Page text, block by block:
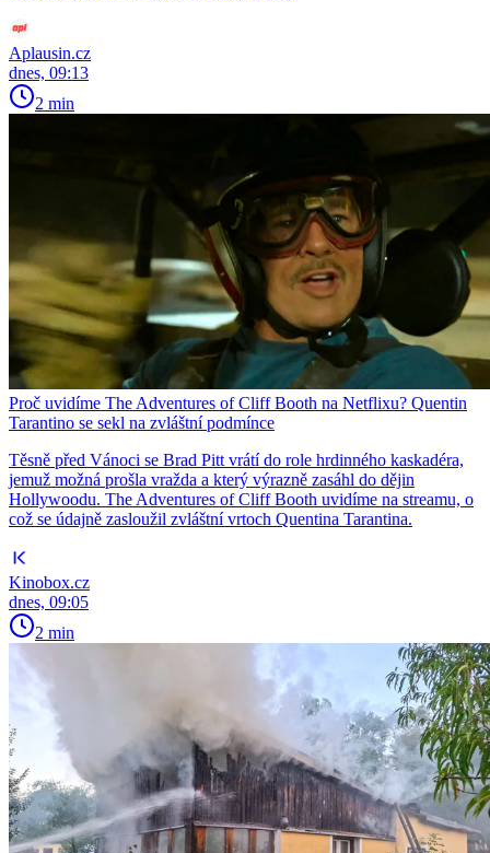
Aplausin.cz
dnes, 09:13
2 min
Proč uvidíme The Adventures of Cliff Booth na Netflixu? Quentin
Tarantino se sekl na zvláštní podmínce
Těsně před Vánoci se Brad Pitt vrátí do role hrdinného kaskadéra,
jemuž možná prošla vražda a který výrazně zasáhl do dějin
Hollywoodu. The Adventures of Cliff Booth uvidíme na streamu, o
což se údajně zasloužil zvláštní vrtoch Quentina Tarantina.
Kinobox.cz
dnes, 09:05
2 min